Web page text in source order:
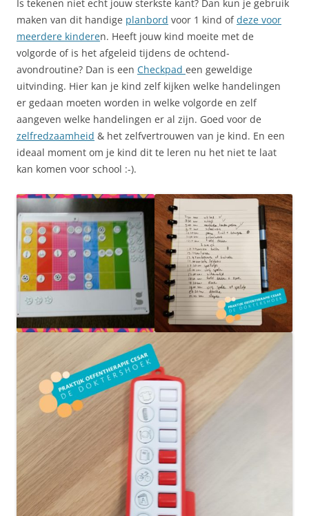
Is tekenen niet echt jouw sterkste kant? Dan kun je gebruik
maken van dit handige planbord voor 1 kind ofdeze voor
meerdere kinderen. Heeft jouw kind moeite met de
volgorde of is het afgeleid tijdens de ochtend-
avondroutine? Dan is een Checkpad een geweldige
uitvinding. Hier kan je kind zelf kijken welke handelingen
er gedaan moeten worden in welke volgorde en zelf
aangeven welke handelingen er al zijn. Goed voor de
zelfredzaamheid & het zelfvertrouwen van je kind. En een
ideaal moment om je kind dit te leren nu het niet te laat
kan komen voor school :-).